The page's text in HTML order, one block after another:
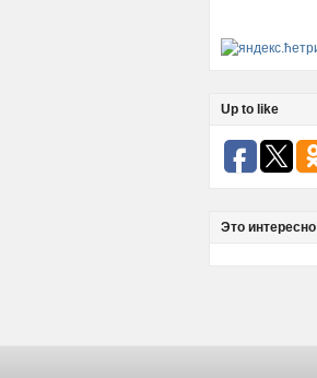
Up to like
Это интересно